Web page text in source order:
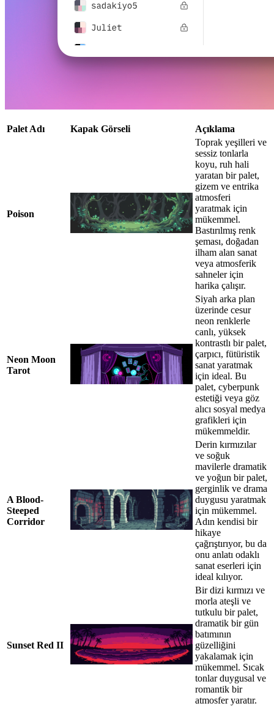
Palet Adı Kapak Görseli Açıklama
Poison
Toprak yeşilleri ve
sessiz tonlarla
koyu, ruh hali
yaratan bir palet,
gizem ve entrika
atmosferi
yaratmak için
mükemmel.
Bastırılmış renk
şeması, doğadan
ilham alan sanat
veya atmosferik
sahneler için
harika çalışır.
Neon Moon
Tarot
Siyah arka plan
üzerinde cesur
neon renklerle
canlı, yüksek
kontrastlı bir palet,
çarpıcı, fütüristik
sanat yaratmak
için ideal. Bu
palet, cyberpunk
estetiği veya göz
alıcı sosyal medya
grafikleri için
mükemmeldir.
A Blood-
Steeped
Corridor
Derin kırmızılar
ve soğuk
mavilerle dramatik
ve yoğun bir palet,
gerginlik ve drama
duygusu yaratmak
için mükemmel.
Adın kendisi bir
hikaye
çağrıştırıyor, bu da
onu anlatı odaklı
sanat eserleri için
ideal kılıyor.
Sunset Red II
Bir dizi kırmızı ve
morla ateşli ve
tutkulu bir palet,
dramatik bir gün
batımının
güzelliğini
yakalamak için
mükemmel. Sıcak
tonlar duygusal ve
romantik bir
atmosfer yaratır.